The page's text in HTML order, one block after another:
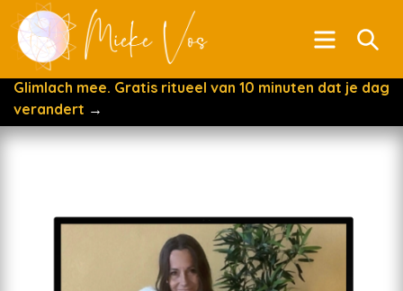
Menu
Glimlach mee. Gratis ritueel van 10 minuten dat je dag
verandert →